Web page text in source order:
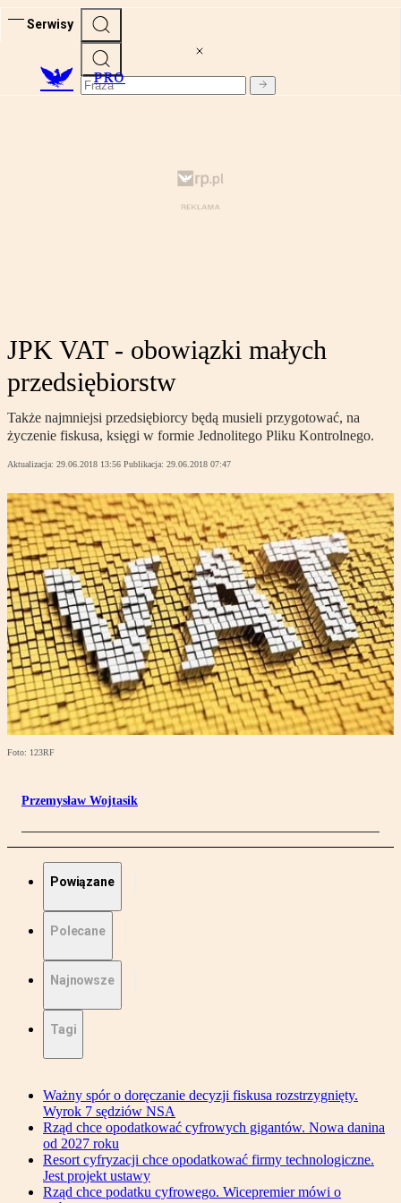
Serwisy
PRO
JPK VAT - obowiązki małych
przedsiębiorstw
Także najmniejsi przedsiębiorcy będą musieli przygotować, na
życzenie fiskusa, księgi w formie Jednolitego Pliku Kontrolnego.
Aktualizacja: 29.06.2018 13:56 Publikacja: 29.06.2018 07:47
Foto: 123RF
Przemysław Wojtasik
Powiązane
Polecane
Najnowsze
Tagi
Ważny spór o doręczanie decyzji fiskusa rozstrzygnięty.
Wyrok 7 sędziów NSA
Rząd chce opodatkować cyfrowych gigantów. Nowa danina
od 2027 roku
Resort cyfryzacji chce opodatkować firmy technologiczne.
Jest projekt ustawy
Rząd chce podatku cyfrowego. Wicepremier mówi o